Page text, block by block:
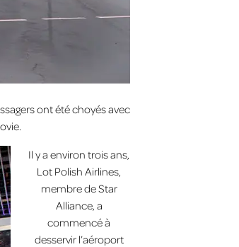
ont été choyés avec
Il y a environ trois ans,
Lot Polish Airlines,
membre de Star
Alliance, a
commencé à
desservir l’aéroport